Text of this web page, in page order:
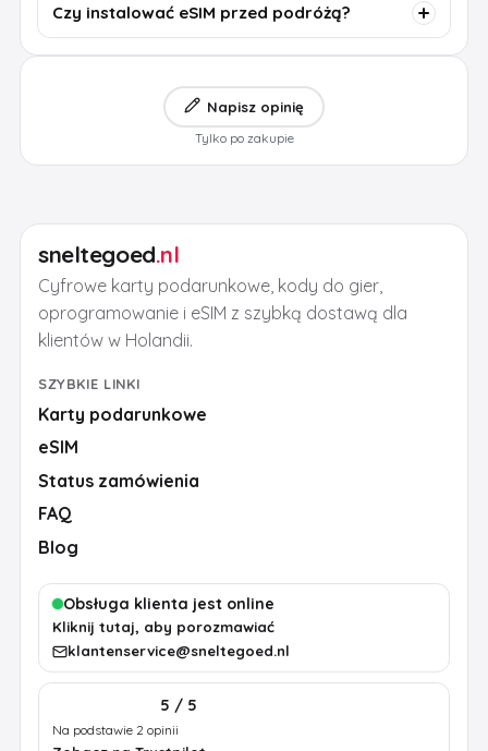
Czy instalować eSIM przed podróżą?
Napisz opinię
Tylko po zakupie
sneltegoed.nl
Cyfrowe karty podarunkowe, kody do gier,
oprogramowanie i eSIM z szybką dostawą dla
klientów w Holandii.
SZYBKIE LINKI
Karty podarunkowe
eSIM
Status zamówienia
FAQ
Blog
Obsługa klienta jest online
Kliknij tutaj, aby porozmawiać
klantenservice@sneltegoed.nl
5 / 5
Na podstawie 2 opinii